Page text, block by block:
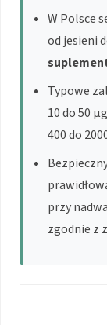
W Polsce
od jesieni
Typowe
10 do 50
400 do
przy
zgodnie z